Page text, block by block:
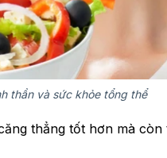
thần và sức khỏe tổng thể
thẳng tốt hơn mà